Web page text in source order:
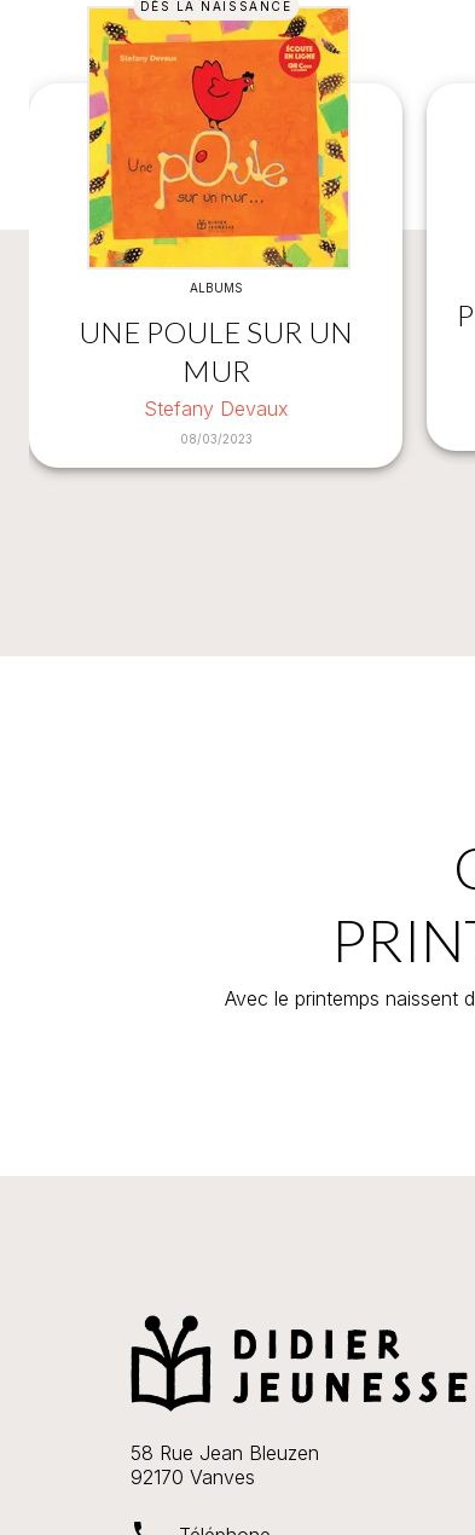
DÈS LA NAISSANCE
ALBUMS
UNE POULE SUR UN
MUR
Stefany Devaux
08/03/2023
Avec le printemps naissent
58 Rue Jean Bleuzen
92170 Vanves